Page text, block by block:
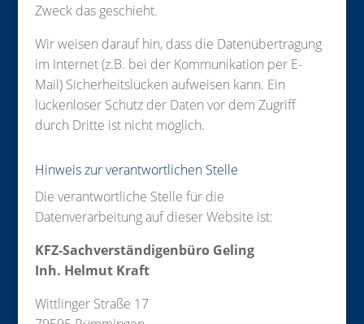
Zweck das geschieht.
Wir weisen darauf hin, dass die Datenübertragung
im Internet (z.B. bei der Kommunikation per E-
Mail) Sicherheitslücken aufweisen kann. Ein
lückenloser Schutz der Daten vor dem Zugriff
durch Dritte ist nicht möglich.
Hinweis zur verantwortlichen Stelle
Die verantwortliche Stelle für die
Datenverarbeitung auf dieser Website ist:
KFZ-Sachverständigenbüro Geling
Inh. Helmut Kraft
Wittlinger Straße 17